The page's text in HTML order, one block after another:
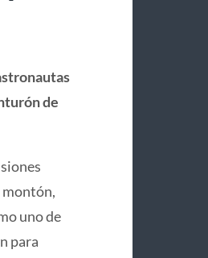
de
montón,
uno de
para